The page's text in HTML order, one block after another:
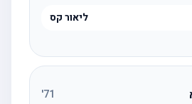
ליאור קס
71
'